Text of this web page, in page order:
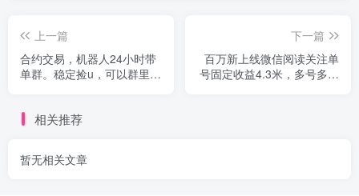
上一篇
合约交易，机器人24小时带
单群。稳定捡u，可以群里查
下一篇
百万新上线微信阅读关注单
号固定收益4.3米，多号多赚
相关推荐
暂无相关文章